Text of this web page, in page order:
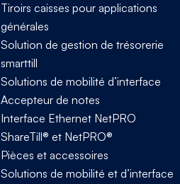
Tiroirs caisses pour applications
générales
Solution de gestion de trésorerie
smarttill
Solutions de mobilité d’interface
Accepteur de notes
Interface Ethernet NetPRO
ShareTill® et NetPRO®
Pièces et accessoires
Solutions de mobilité et d’interface